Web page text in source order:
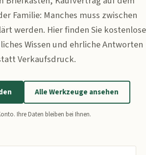
Familie: Manches muss zwischen
werden. Hier finden Sie kostenlose
Wissen und ehrliche Antworten
Verkaufsdruck.
Alle Werkzeuge ansehen
Ihre Daten bleiben bei Ihnen.